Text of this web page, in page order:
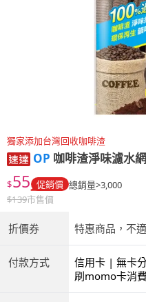
獨家添加台灣回收咖啡渣
OP 咖啡渣淨味濾水
$55 促銷價 總銷量>3,000
$139市售價
折價券 特惠商品，不
付款方式
信用卡 | 無卡
商付款 | ATM
刷momo卡消